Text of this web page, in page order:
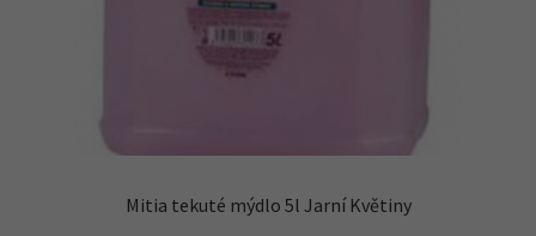
Mitia tekuté mýdlo 5l Jarní Květiny